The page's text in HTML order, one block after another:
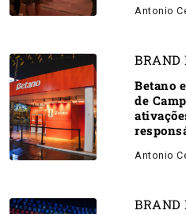
Antonio
BRAND
Betano
de
Antonio
BRAND